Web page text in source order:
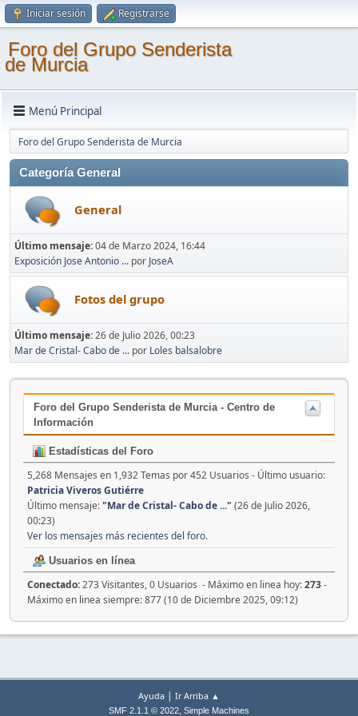
Iniciar sesión Registrarse
Foro del Grupo Senderista
de Murcia
Menú Principal
Foro del Grupo Senderista de Murcia
Categoría General
General
Último mensaje:04 de Marzo 2024, 16:44
Exposición Jose Antonio ... por JoseA
Fotos del grupo
Último mensaje:26 de Julio 2026, 00:23
Mar de Cristal- Cabo de ... por Loles balsalobre
Foro del Grupo Senderista de Murcia - Centro de
Información
Estadísticas del Foro
5,268 Mensajes en 1,932 Temas por 452 Usuarios - Último usuario:
Patricia Viveros Gutiérre
Último mensaje:"Mar de Cristal- Cabo de ..." (26 de Julio 2026,
00:23)
Ver los mensajes más recientes del foro.
Usuarios en línea
Conectado:273 Visitantes, 0 Usuarios - Máximo en linea hoy:273-
Máximo en linea siempre: 877 (10 de Diciembre 2025, 09:12)
Ayuda | Ir Arriba ▲
SMF 2.1.1 © 2022, Simple Machines